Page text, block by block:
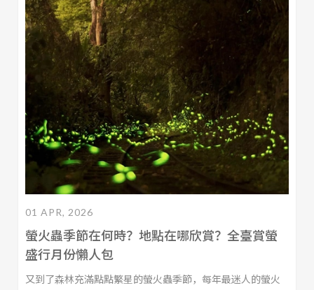
01 APR, 2026
螢火蟲季節在何時？地點在哪欣賞？全臺賞螢
盛行月份懶人包
又到了森林充滿點點繁星的螢火蟲季節，每年最迷人的螢火